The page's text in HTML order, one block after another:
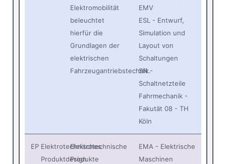
Elektromobilität
beleuchtet
hierfür die
Grundlagen der
elektrischen
Fahrzeugantriebstechnik.
EMV
ESL - Entwurf,
Simulation und
Layout von
Schaltungen
SN -
Schaltnetzteile
Fahrmechanik -
Fakutät 08 - TH
Köln
EP Elektrotechnisches
Produktdesign
Elektrotechnische
Produkte
EMA - Elektrische
Maschinen